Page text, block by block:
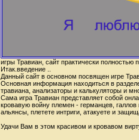
игры Травиан, сайт практически полностью
Итак.введение ..
Данный сайт в основном посвящен игре
Основная информация находиться в
травиана, анализаторы и калькуляторы и
Сама игра Травиан представляет собой
кровавую войну племен - германцев,
альянсы, плетете интриги, атакуете и
Удачи Вам в этом красивом и кровавом